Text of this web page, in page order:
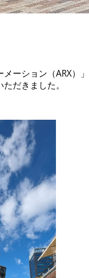
メーション（ARX
だきました。